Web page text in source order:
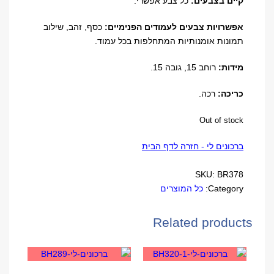
אפשרויות צבעים לעמודים הפנימיים:כסף, זהב, שילוב
תמונות אומנותיות המתחלפות בכל עמוד.
מידות:רוחב 15, גובה 15.
כריכה:רכה.
Out of stock
ברכונים לי - חזרה לדף הבית
SKU:BR378
Category: כל המוצרים
Related products